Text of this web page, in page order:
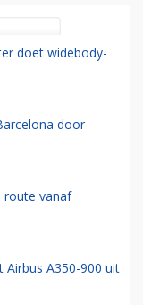
doet widebody-
door
route vanaf
A350-900 uit